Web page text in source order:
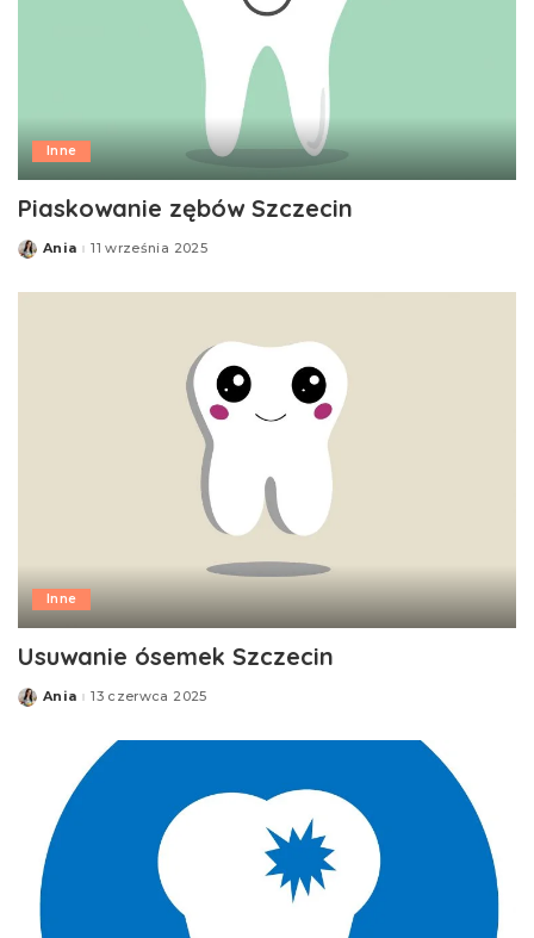
Inne
Piaskowanie zębów Szczecin
Posted
Ania 11 września 2025
Inne
Usuwanie ósemek Szczecin
Posted
Ania 13 czerwca 2025